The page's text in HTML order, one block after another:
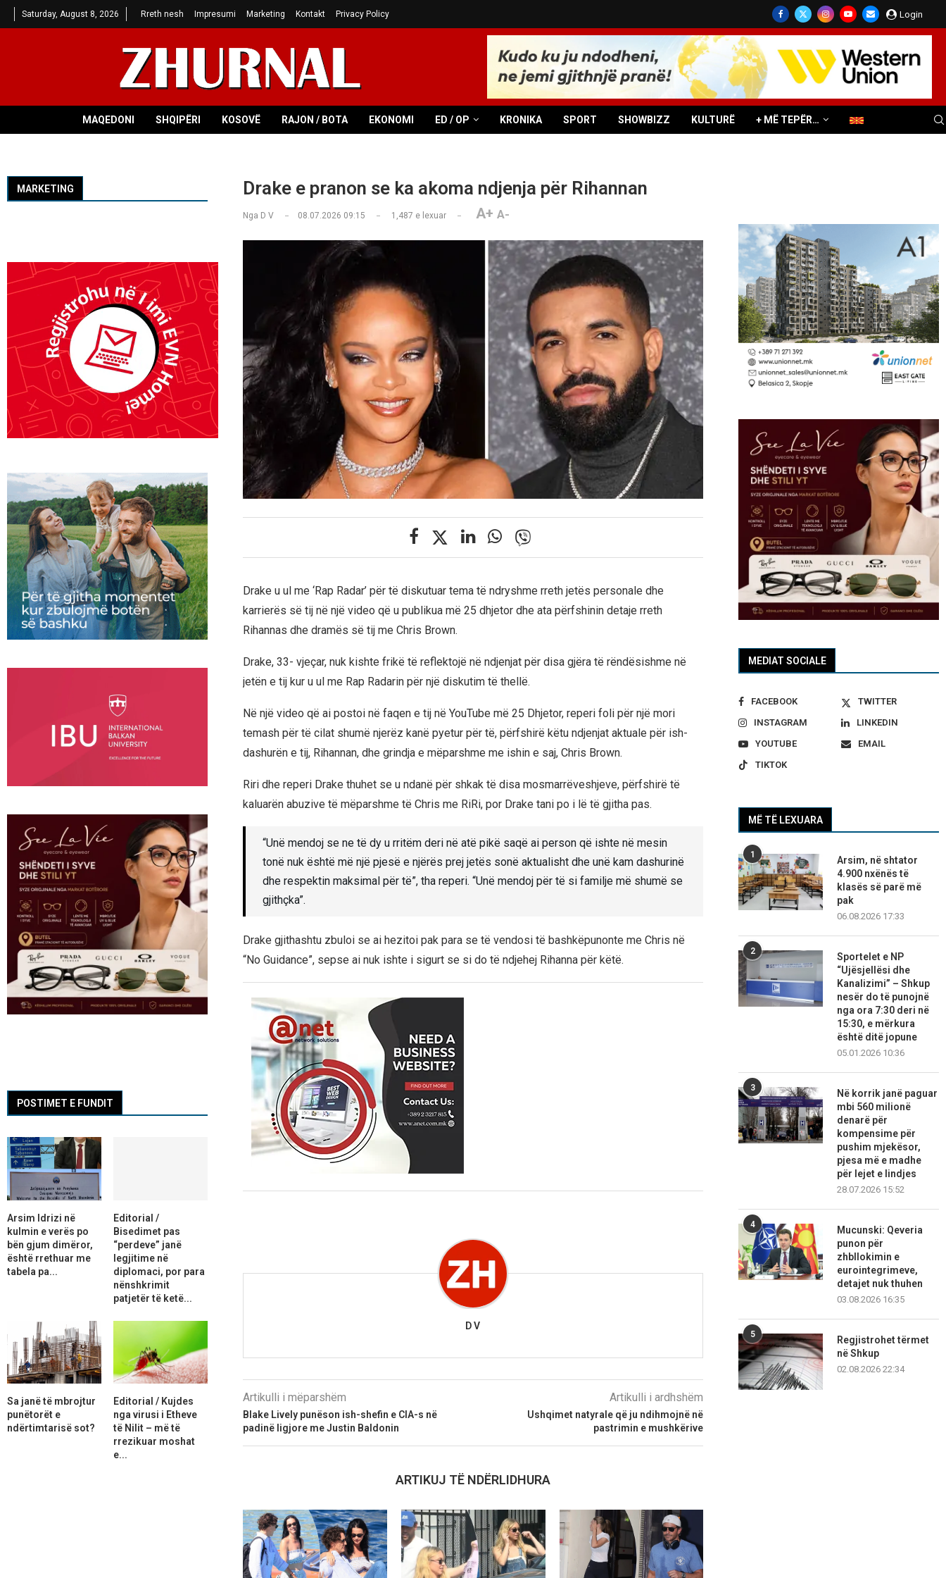
Saturday, August 8, 2026 Rreth nesh Impresumi Marketing Kontakt Privacy Policy Login
MAQEDONI SHQIPËRI KOSOVË RAJON / BOTA EKONOMI ED / OP KRONIKA SPORT SHOWBIZZ KULTURË + MË TEPËR…
Drake e pranon se ka akoma ndjenja për Rihannan
Nga D V 08.07.2026 09:15 1,487 e lexuar A+ A-
Drake u ul me ‘Rap Radar’ për të diskutuar tema të ndryshme rreth jetës personale dhe
karrierës së tij në një video që u publikua më 25 dhjetor dhe ata përfshinin detaje rreth
Rihannas dhe dramës së tij me Chris Brown.
Drake, 33- vjeçar, nuk kishte frikë të reflektojë në ndjenjat për disa gjëra të rëndësishme në
jetën e tij kur u ul me Rap Radarin për një diskutim të thellë.
Në një video që ai postoi në faqen e tij në YouTube më 25 Dhjetor, reperi foli për një mori
temash për të cilat shumë njerëz kanë pyetur për të, përfshirë këtu ndjenjat aktuale për ish-
dashurën e tij, Rihannan, dhe grindja e mëparshme me ishin e saj, Chris Brown.
Riri dhe reperi Drake thuhet se u ndanë për shkak të disa mosmarrëveshjeve, përfshirë të
kaluarën abuzive të mëparshme të Chris me RiRi, por Drake tani po i lë të gjitha pas.
“Unë mendoj se ne të dy u rritëm deri në atë pikë saqë ai person që ishte në mesin
tonë nuk është më një pjesë e njërës prej jetës sonë aktualisht dhe unë kam dashurinë
dhe respektin maksimal për të”, tha reperi. “Unë mendoj për të si familje më shumë se
gjithçka”.
Drake gjithashtu zbuloi se ai hezitoi pak para se të vendosi të bashkëpunonte me Chris në
“No Guidance”, sepse ai nuk ishte i sigurt se si do të ndjehej Rihanna për këtë.
D V
Artikulli i mëparshëm
Blake Lively punëson ish-shefin e CIA-s në
padinë ligjore me Justin Baldonin
Artikulli i ardhshëm
Ushqimet natyrale që ju ndihmojnë në
pastrimin e mushkërive
ARTIKUJ TË NDËRLIDHURA
MEDIAT SOCIALE
FACEBOOK
TWITTER
INSTAGRAM
LINKEDIN
YOUTUBE
EMAIL
TIKTOK
MË TË LEXUARA
1
Arsim, në shtator
4.900 nxënës të
klasës së parë më
pak
06.08.2026 17:33
2
Sportelet e NP
“Ujësjellësi dhe
Kanalizimi” – Shkup
nesër do të punojnë
nga ora 7:30 deri në
15:30, e mërkura
është ditë jopune
05.01.2026 10:36
3
Në korrik janë paguar
mbi 560 milionë
denarë për
kompensime për
pushim mjekësor,
pjesa më e madhe
për lejet e lindjes
28.07.2026 15:52
4
Mucunski: Qeveria
punon për
zhbllokimin e
eurointegrimeve,
detajet nuk thuhen
03.08.2026 16:35
5
Regjistrohet tërmet
në Shkup
02.08.2026 22:34
MARKETING
POSTIMET E FUNDIT
Arsim Idrizi në
kulmin e verës po
bën gjum dimëror,
është rrethuar me
tabela pa...
Editorial /
Bisedimet pas
“perdeve” janë
legjitime në
diplomaci, por para
nënshkrimit
patjetër të ketë...
Sa janë të mbrojtur
punëtorët e
ndërtimtarisë sot?
Editorial / Kujdes
nga virusi i Etheve
të Nilit – më të
rrezikuar moshat
e...